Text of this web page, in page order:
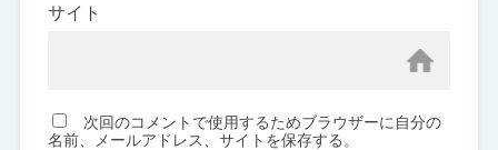
サイト
次回のコメントで使用するためブラウザーに自分の
名前、メールアドレス、サイトを保存する。